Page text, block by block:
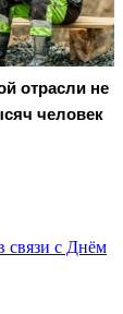
отрасли не
человек
связи с Днём